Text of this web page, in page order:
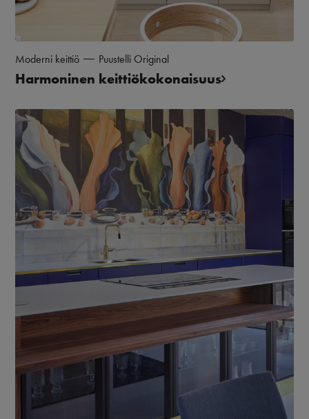
Moderni keittiö Puustelli Original
Harmoninen keittiökokonaisuus